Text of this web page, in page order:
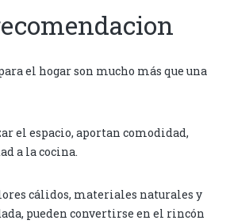
el hogar son mucho más que una
el espacio, aportan comodidad,
a la cocina.
cálidos, materiales naturales y
pueden convertirse en el rincón